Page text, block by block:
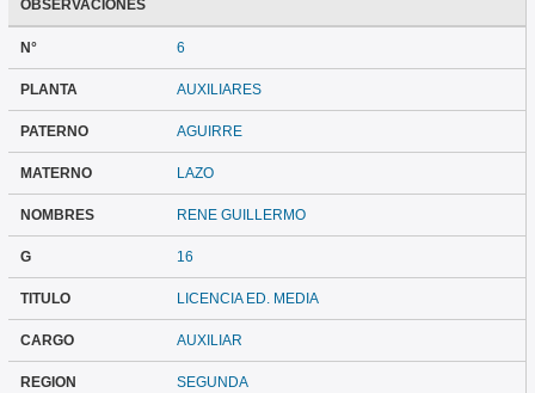
OBSERVACIONES
N° 6
PLANTA AUXILIARES
PATERNO AGUIRRE
MATERNO LAZO
NOMBRES RENE GUILLERMO
G 16
TITULO LICENCIA ED. MEDIA
CARGO AUXILIAR
REGION SEGUNDA